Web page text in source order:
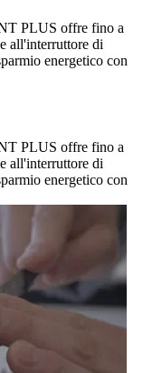
PLUS offre fino a
all'interruttore di
energetico con
PLUS offre fino a
all'interruttore di
energetico con